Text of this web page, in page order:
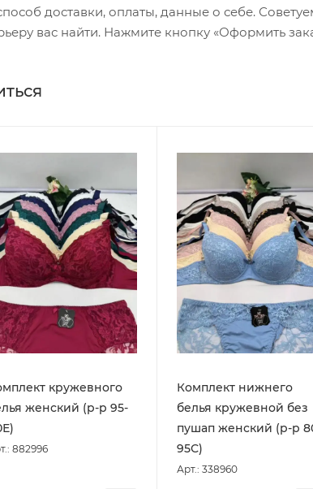
доставки, оплаты, данные о себе.
вас найти. Нажмите кнопку «Оформить
кружевного
женский (р-р 95-
882996
Комплект нижнего
белья кружевной без
пушап женский (р-р
95С)
Арт.: 338960